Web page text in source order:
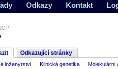
Odkazující stránky
inženýrství Klinická genetika Molekulární
Odkazy Kontakt